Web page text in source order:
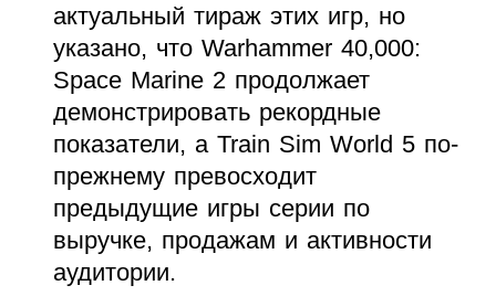
актуальный тираж этих игр, но
указано, что Warhammer 40,000:
Space Marine 2 продолжает
демонстрировать рекордные
показатели, а Train Sim World 5 по-
прежнему превосходит
предыдущие игры серии по
выручке, продажам и активности
аудитории.